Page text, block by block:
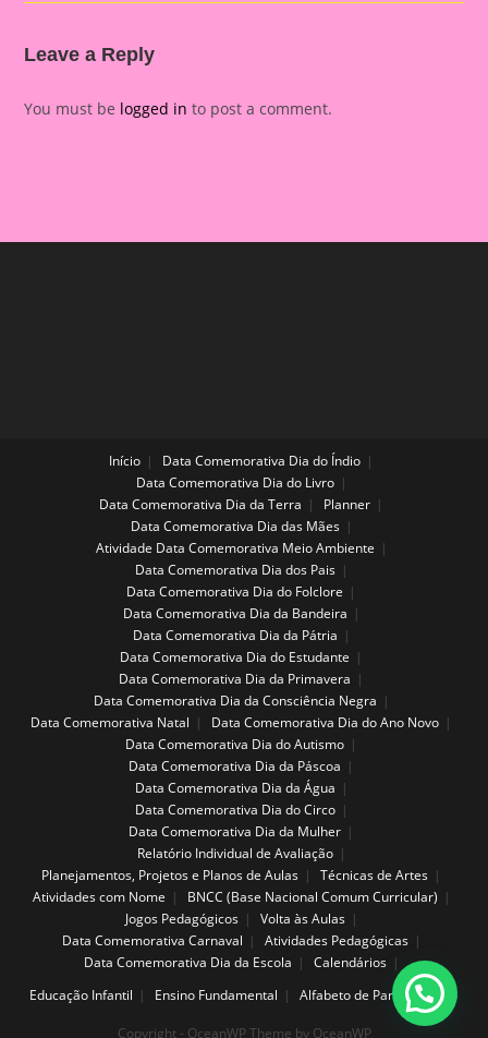
Leave a Reply
You must be logged in to post a comment.
Início
Data Comemorativa Dia do Índio
Data Comemorativa Dia do Livro
Data Comemorativa Dia da Terra
Planner
Data Comemorativa Dia das Mães
Atividade Data Comemorativa Meio Ambiente
Data Comemorativa Dia dos Pais
Data Comemorativa Dia do Folclore
Data Comemorativa Dia da Bandeira
Data Comemorativa Dia da Pátria
Data Comemorativa Dia do Estudante
Data Comemorativa Dia da Primavera
Data Comemorativa Dia da Consciência Negra
Data Comemorativa Natal
Data Comemorativa Dia do Ano Novo
Data Comemorativa Dia do Autismo
Data Comemorativa Dia da Páscoa
Data Comemorativa Dia da Água
Data Comemorativa Dia do Circo
Data Comemorativa Dia da Mulher
Relatório Individual de Avaliação
Planejamentos, Projetos e Planos de Aulas
Técnicas de Artes
Atividades com Nome
BNCC (Base Nacional Comum Curricular)
Jogos Pedagógicos
Volta às Aulas
Data Comemorativa Carnaval
Atividades Pedagógicas
Data Comemorativa Dia da Escola
Calendários
Educação Infantil
Ensino Fundamental Alfabeto de Parede
Copyright - OceanWP Theme by OceanWP